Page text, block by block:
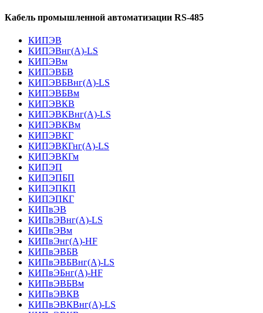
Кабель промышленной автоматизации RS-485
КИПЭВ
КИПЭВнг(А)-LS
КИПЭВм
КИПЭВБВ
КИПЭВБВнг(А)-LS
КИПЭВБВм
КИПЭВКВ
КИПЭВКВнг(А)-LS
КИПЭВКВм
КИПЭВКГ
КИПЭВКГнг(А)-LS
КИПЭВКГм
КИПЭП
КИПЭПБП
КИПЭПКП
КИПЭПКГ
КИПвЭВ
КИПвЭВнг(А)-LS
КИПвЭВм
КИПвЭнг(А)-HF
КИПвЭВБВ
КИПвЭВБВнг(А)-LS
КИПвЭБнг(А)-HF
КИПвЭВБВм
КИПвЭВКВ
КИПвЭВКВнг(А)-LS